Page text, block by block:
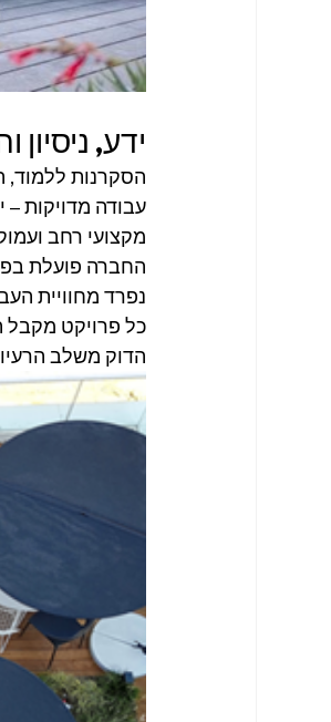
ידע,
הסקרנות
עבודה מדויקות –
מקצועי רחב
החברה פועלת
נפרד מחוויית
כל פרויקט מקבל
הדוק משלב